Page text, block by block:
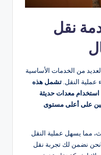
نقل
ريال تشمل العديد من الخدمات الأساسية
عملية النقل. تشمل هذه
استخدام معدات حديثة
على أعلى مستوى
مما يسهل عملية النقل
نضمن لك تجربة نقل